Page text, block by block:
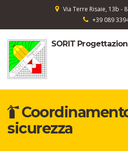
Via Terre Risaie, 13b -
+39 089
SORIT
sicurezza